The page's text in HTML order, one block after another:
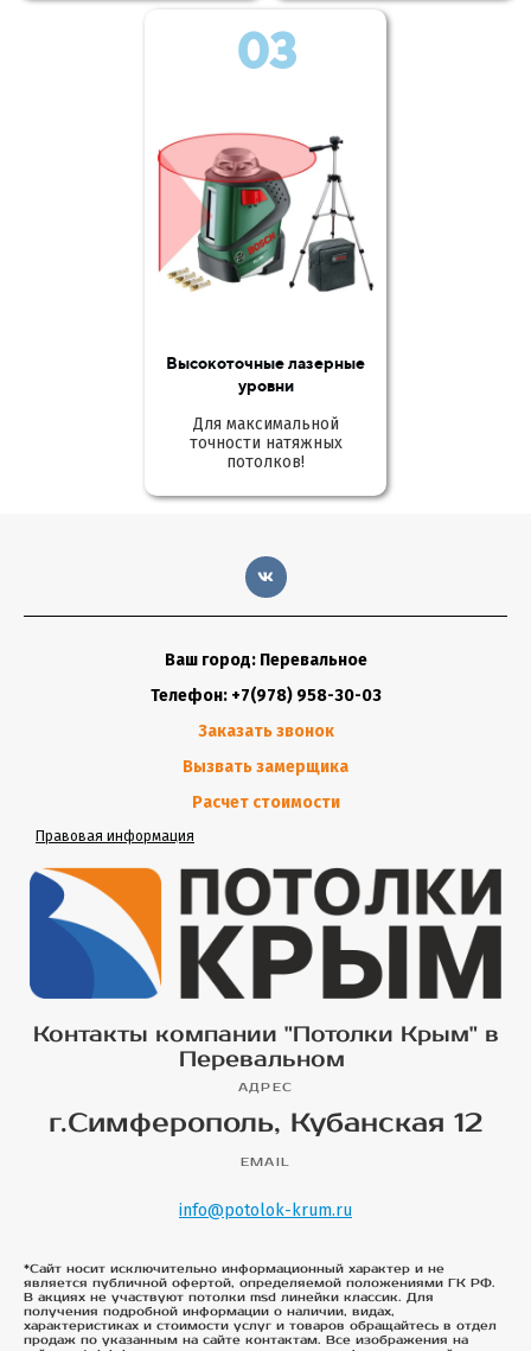
03
Высокоточные лазерные
уровни
Для максимальной
точности натяжных
потолков!
Ваш город: Перевальное
Телефон: +7(978) 958-30-03
Заказать звонок
Вызвать замерщика
Расчет стоимости
Правовая информация
Контакты компании "Потолки Крым" в
Перевальном
АДРЕС
г.Симферополь, Кубанская 12
EMAIL
info@potolok-krum.ru
*Сайт носит исключительно информационный характер и не
является публичной офертой, определяемой положениями ГК РФ.
В акциях не участвуют потолки msd линейки классик. Для
получения подробной информации о наличии, видах,
характеристиках и стоимости услуг и товаров обращайтесь в отдел
продаж по указанным на сайте контактам. Все изображения на